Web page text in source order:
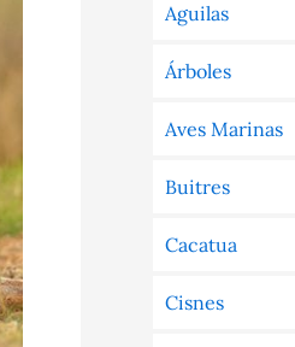
Aguilas
Árboles
Aves Marinas
Buitres
Cacatua
Cisnes